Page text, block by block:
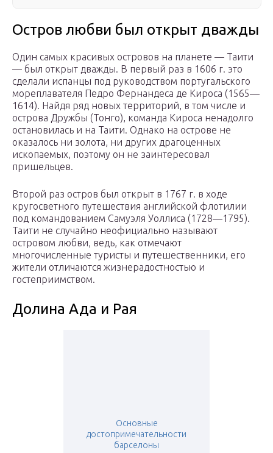
Остров любви был открыт дважды
Один самых красивых островов на планете — Таити
— был открыт дважды. В первый раз в 1606 г. это
сделали испанцы под руководством португальского
мореплавателя Педро Фернандеса де Кироса (1565—
1614). Найдя ряд новых территорий, в том числе и
острова Дружбы (Тонго), команда Кироса ненадолго
остановилась и на Таити. Однако на острове не
оказалось ни золота, ни других драгоценных
ископаемых, поэтому он не заинтересовал
пришельцев.
Второй раз остров был открыт в 1767 г. в ходе
кругосветного путешествия английской флотилии
под командованием Самуэля Уоллиса (1728—1795).
Таити не случайно неофициально называют
островом любви, ведь, как отмечают
многочисленные туристы и путешественники, его
жители отличаются жизнерадостностью и
гостеприимством.
Долина Ада и Рая
Основные
достопримечательности
барселоны